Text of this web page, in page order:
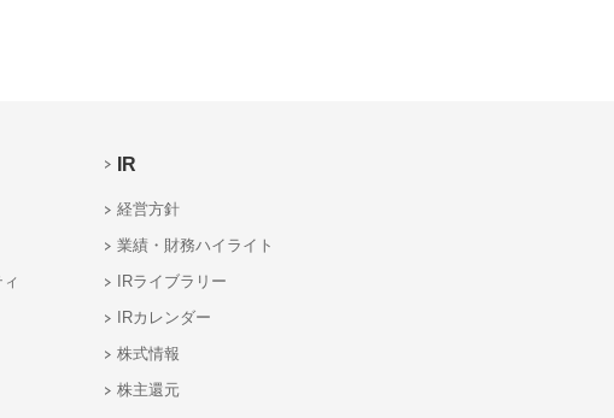
IR
経営方針
業績・財務ハイライト
IRライブラリー
IRカレンダー
株式情報
株主還元